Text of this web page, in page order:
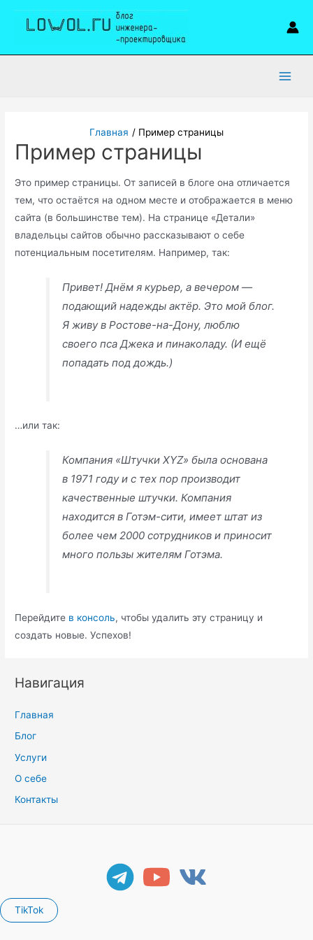
Перейти
Главная Пример страницы
Пример страницы
Это пример страницы. От записей в блоге она отличается
тем, что остаётся на одном месте и отображается в меню
сайта (в большинстве тем). На странице «Детали»
владельцы сайтов обычно рассказывают о себе
потенциальным посетителям. Например, так:
Привет! Днём я курьер, а вечером —
подающий надежды актёр. Это мой блог.
Я живу в Ростове-на-Дону, люблю
своего пса Джека и пинаколаду. (И ещё
попадать под дождь.)
…или так:
Компания «Штучки XYZ» была основана
в 1971 году и с тех пор производит
качественные штучки. Компания
находится в Готэм-сити, имеет штат из
более чем 2000 сотрудников и приносит
много пользы жителям Готэма.
Перейдите в консоль, чтобы удалить эту страницу и
создать новые. Успехов!
Навигация
Главная
Блог
Услуги
О себе
Контакты
TikTok